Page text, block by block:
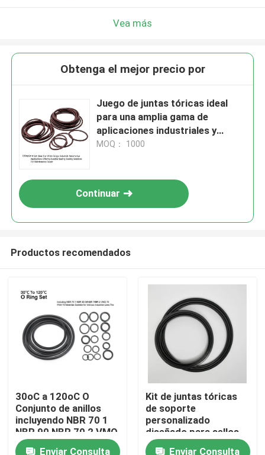
Productos
Videos
Vea más
Obtenga el mejor precio por
Juego de juntas tóricas ideal
para una amplia gama de
aplicaciones industriales y
automotrices, que ofrece
MOQ： 1000
Continuar
Productos recomendados
30oC a 120oC O
Conjunto de anillos
incluyendo NBR 70 1
NBR 90 NBR 70 2 VMQ
70 FKM 70 Materiales
Enviar Consulta
Kit de juntas tóricas
de soporte
personalizado
diseñado para sellos
de maquinaria
Enviar Consulta